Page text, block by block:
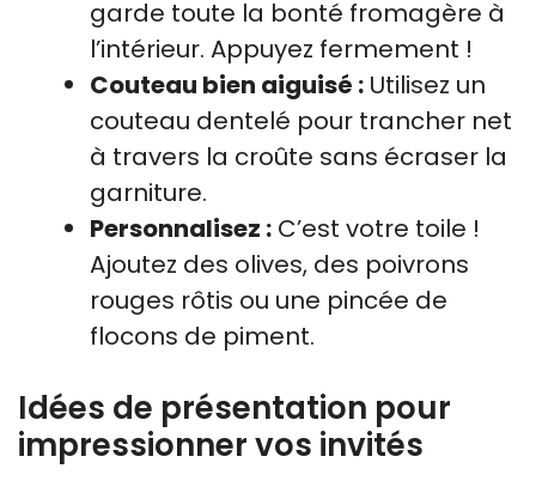
garde toute la bonté fromagère à
l’intérieur. Appuyez fermement !
Couteau bien aiguisé : Utilisez un
couteau dentelé pour trancher net
à travers la croûte sans écraser la
garniture.
Personnalisez : C’est votre toile !
Ajoutez des olives, des poivrons
rouges rôtis ou une pincée de
flocons de piment.
Idées de présentation pour
impressionner vos invités